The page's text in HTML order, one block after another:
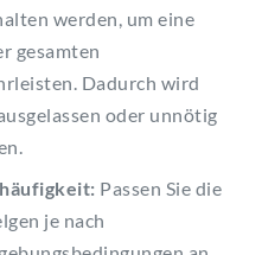
werden, um eine
gesamten
Dadurch wird
oder unnötig
Passen Sie die
je nach